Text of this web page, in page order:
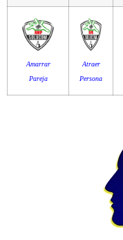
Amarrar
Pareja
Atraer
Persona